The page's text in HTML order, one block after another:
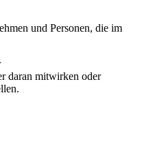
und Personen, die im
daran mitwirken oder